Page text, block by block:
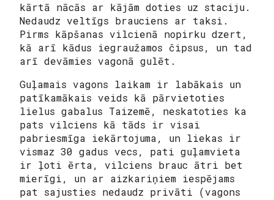
kārtā nācās ar kājām doties uz staciju.
Nedaudz veltīgs brauciens ar taksi.
Pirms kāpšanas vilcienā nopirku dzert,
kā arī kādus iegraužamos čipsus, un tad
arī devāmies vagonā gulēt.
Guļamais vagons laikam ir labākais un
patīkamākais veids kā pārvietoties
lielus gabalus Taizemē, neskatoties ka
pats vilciens kā tāds ir visai
pabriesmīga iekārtojuma, un liekas ir
vismaz 30 gadus vecs, pati guļamvieta
ir ļoti ērta, vilciens brauc ātri bet
mierīgi, un ar aizkariņiem iespējams
pat sajusties nedaudz privāti (vagons